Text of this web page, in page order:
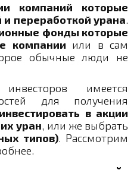
компаний которые
переработкой урана.
фонды которые
компании или в сам
обычные люди не
имеется
для получения
инвестировать в акции
уран, или же выбрать
типов). Рассмотрим